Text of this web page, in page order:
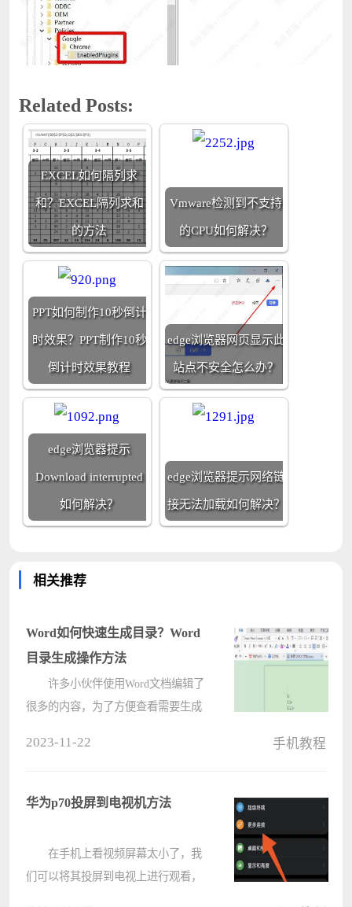
Related Posts:
EXCEL如何隔列求
和？EXCEL隔列求和
的方法
Vmware检测到不支持
的CPU如何解决？
PPT如何制作10秒倒计
时效果？PPT制作10秒
倒计时效果教程
edge浏览器网页显示此
站点不安全怎么办？
edge浏览器提示
Download interrupted
如何解决？
edge浏览器提示网络链
接无法加载如何解决？
相关推荐
Word如何快速生成目录？Word
目录生成操作方法
许多小伙伴使用Word文档编辑了
很多的内容，为了方便查看需要生成
今日的电脑系统之家小编就来和广大
2023-11-22 手机教程
华为p70投屏到电视机方法
在手机上看视频屏幕太小了，我
们可以将其投屏到电视上进行观看，